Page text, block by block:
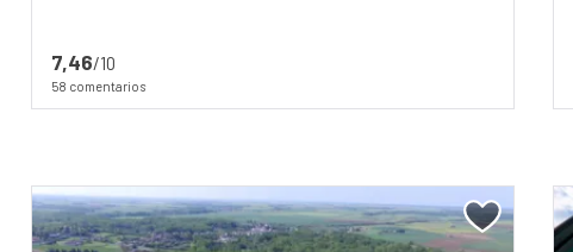
7,46/10
58 comentarios